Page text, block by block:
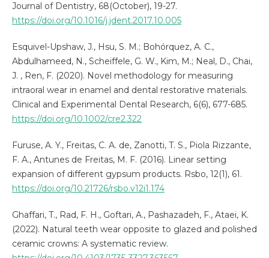
Journal of Dentistry, 68(October), 19-27.
https://doi.org/10.1016/j.jdent.2017.10.005
Esquivel-Upshaw, J., Hsu, S. M.; Bohórquez, A. C.,
Abdulhameed, N., Scheiffele, G. W., Kim, M.; Neal, D., Chai,
J. , Ren, F. (2020). Novel methodology for measuring
intraoral wear in enamel and dental restorative materials.
Clinical and Experimental Dental Research, 6(6), 677-685.
https://doi.org/10.1002/cre2.322
Furuse, A. Y., Freitas, C. A. de, Zanotti, T. S., Piola Rizzante,
F. A., Antunes de Freitas, M. F. (2016). Linear setting
expansion of different gypsum products. Rsbo, 12(1), 61.
https://doi.org/10.21726/rsbo.v12i1.174
Ghaffari, T., Rad, F. H., Goftari, A., Pashazadeh, F., Ataei, K.
(2022). Natural teeth wear opposite to glazed and polished
ceramic crowns: A systematic review.